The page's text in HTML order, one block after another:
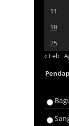
11
18
25
« Feb